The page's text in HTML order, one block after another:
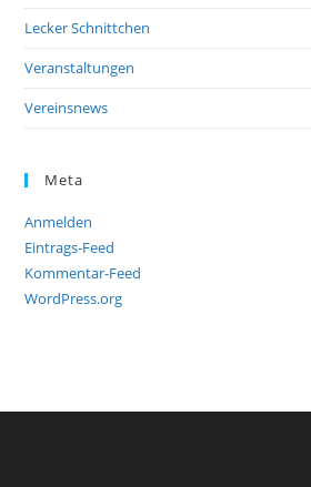
Lecker Schnittchen
Veranstaltungen
Vereinsnews
Meta
Anmelden
Eintrags-Feed
Kommentar-Feed
WordPress.org